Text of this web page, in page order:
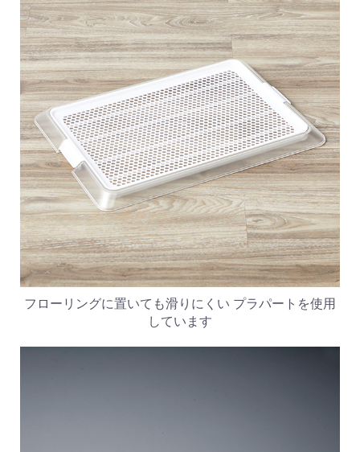
フローリングに置いても滑りにくい プラパートを使用
しています